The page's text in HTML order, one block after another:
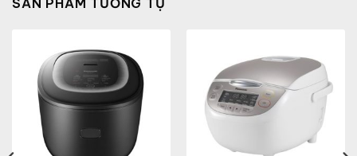
SẢN PHẨM TƯƠNG TỰ